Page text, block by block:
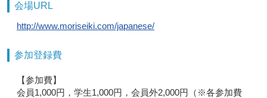
会場URL
http://www.moriseiki.com/japanese/
参加登録費
【参加費】
会員1,000円，学生1,000円，会員外2,000円（※各参加費